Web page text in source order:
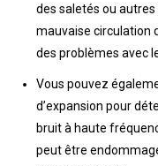
des saletés ou
mauvaise circulation
des problèmes avec
Vous pouvez
d’expansion pour
bruit à haute
peut être